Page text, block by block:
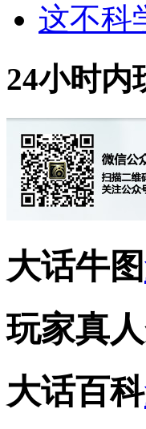
这不科
24小时内
大话牛图
玩家真
大话百科